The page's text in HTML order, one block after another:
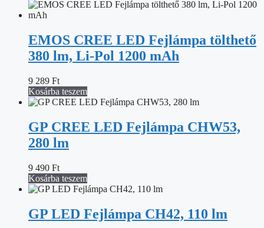
EMOS CREE LED Fejlámpa tölthető
380 lm, Li-Pol 1200 mAh
9 289 Ft
Kosárba teszem
GP CREE LED Fejlámpa CHW53,
280 lm
9 490 Ft
Kosárba teszem
GP LED Fejlámpa CH42, 110 lm